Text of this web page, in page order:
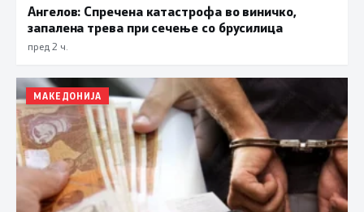
Ангелов: Спречена катастрофа во виничко,
запалена трева при сечење со брусилица
пред 2 ч.
МАКЕДОНИЈА